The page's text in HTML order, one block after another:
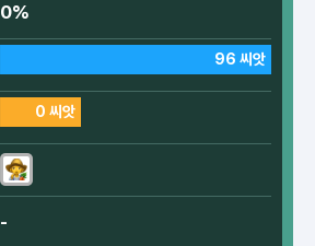
0%
96 씨앗
0 씨앗
-